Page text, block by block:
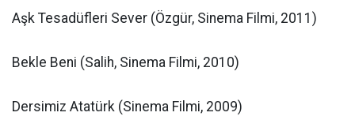
Aşk Tesadüfleri Sever (Özgür, Sinema Filmi, 2011)
Bekle Beni (Salih, Sinema Filmi, 2010)
Dersimiz Atatürk (Sinema Filmi, 2009)